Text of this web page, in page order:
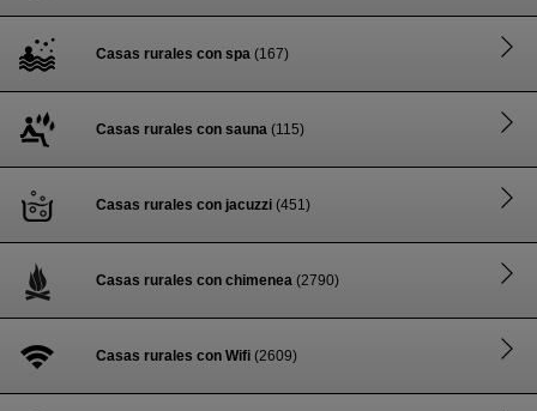
Casas rurales con spa (167)
Casas rurales con sauna (115)
Casas rurales con jacuzzi (451)
Casas rurales con chimenea (2790)
Casas rurales con Wifi (2609)